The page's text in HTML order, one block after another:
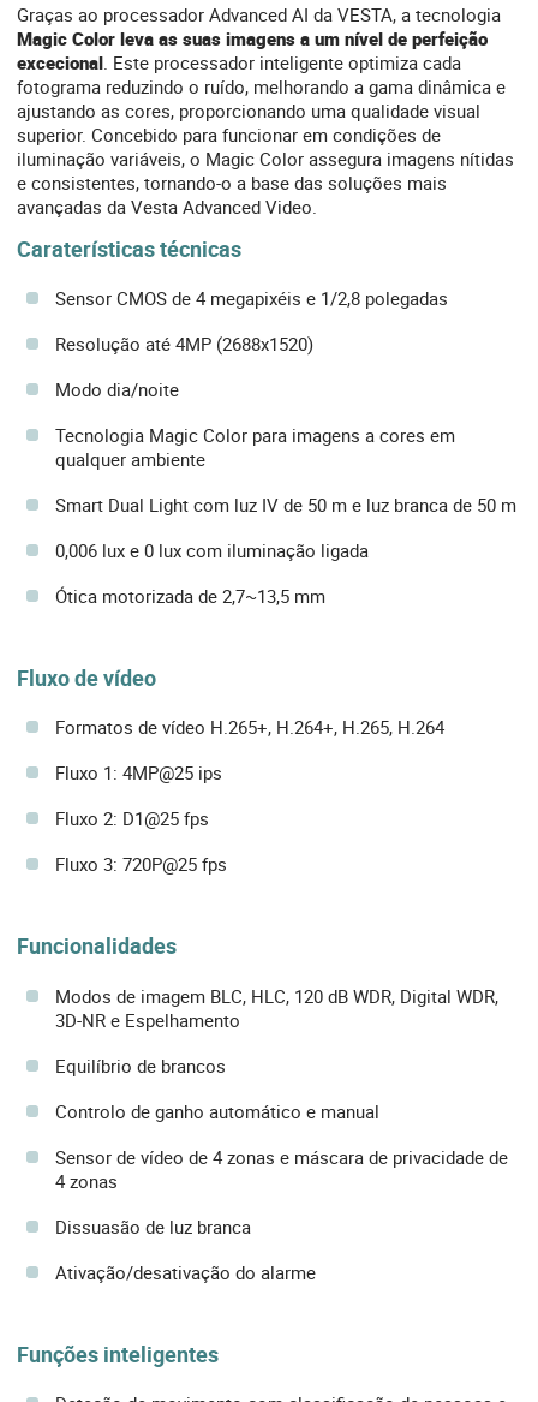
Graças ao processador Advanced AI da VESTA, a tecnologia
Magic Color leva as suas imagens a um nível de perfeição
excecional . Este processador inteligente optimiza cada
fotograma reduzindo o ruído, melhorando a gama dinâmica e
ajustando as cores, proporcionando uma qualidade visual
superior. Concebido para funcionar em condições de
iluminação variáveis, o Magic Color assegura imagens nítidas
e consistentes, tornando-o a base das soluções mais
avançadas da Vesta Advanced Video.
Caraterísticas técnicas
Sensor CMOS de 4 megapixéis e 1/2,8 polegadas
Resolução até 4MP (2688x1520)
Modo dia/noite
Tecnologia Magic Color para imagens a cores em
qualquer ambiente
Smart Dual Light com luz IV de 50 m e luz branca de 50 m
0,006 lux e 0 lux com iluminação ligada
Ótica motorizada de 2,7~13,5 mm
Fluxo de vídeo
Formatos de vídeo H.265+, H.264+, H.265, H.264
Fluxo 1: 4MP@25 ips
Fluxo 2: D1@25 fps
Fluxo 3: 720P@25 fps
Funcionalidades
Modos de imagem BLC, HLC, 120 dB WDR, Digital WDR,
3D-NR e Espelhamento
Equilíbrio de brancos
Controlo de ganho automático e manual
Sensor de vídeo de 4 zonas e máscara de privacidade de
4 zonas
Dissuasão de luz branca
Ativação/desativação do alarme
Funções inteligentes